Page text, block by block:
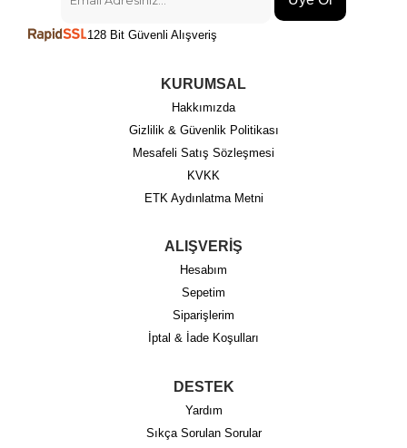
128 Bit Güvenli Alışveriş
KURUMSAL
Hakkımızda
Gizlilik & Güvenlik Politikası
Mesafeli Satış Sözleşmesi
KVKK
ETK Aydınlatma Metni
ALIŞVERİŞ
Hesabım
Sepetim
Siparişlerim
İptal & İade Koşulları
DESTEK
Yardım
Sıkça Sorulan Sorular